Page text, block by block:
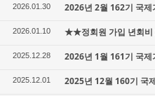
2026.01.30 2026년 2월 162기 국
2026.01.10 ★★정회원 가입 년회비
2025.12.28 2026년 1월 161기 국
2025.12.01 2025년 12월 160기 국